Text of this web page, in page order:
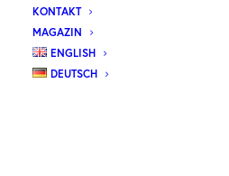
KONTAKT
MAGAZIN
ENGLISH
DEUTSCH